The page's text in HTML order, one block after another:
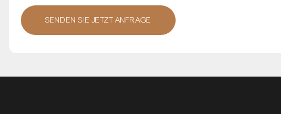
SENDEN SIE JETZT ANFRAGE